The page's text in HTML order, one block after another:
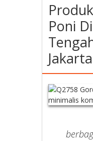
Poni
Jakarta